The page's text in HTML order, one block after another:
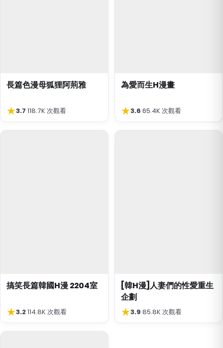
長篇色漫母狐狸阿荊雅
★3.7·118.7K 次觀看
為愛而生H漫畫
★3.6·65.4K 次觀看
搞笑長篇韓國H漫 2204室
★3.2·114.8K 次觀看
[韓H漫]人妻們的性愛重生
企劃
★3.9·85.8K 次觀看